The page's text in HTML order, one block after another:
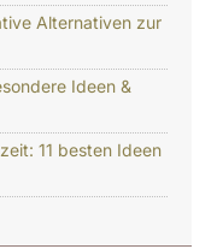
Alternativen zur
Ideen &
11 besten Ideen